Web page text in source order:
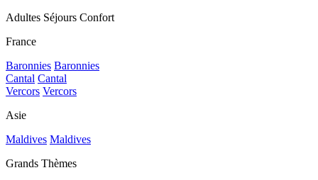
Adultes Séjours Confort
France
Baronnies Baronnies
Cantal Cantal
Vercors Vercors
Asie
Maldives Maldives
Grands Thèmes